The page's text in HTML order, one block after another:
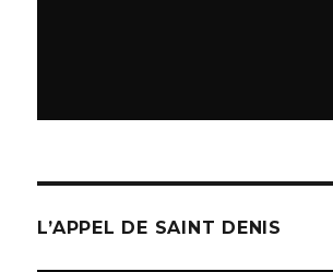
L’APPEL DE SAINT DENIS